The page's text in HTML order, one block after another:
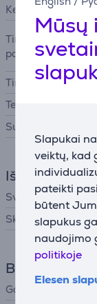
Mūsų
Slapukai
veiktų, kad
pateikti
būtent
slapukus
naudojimo
politikoje
Elesen
Keptuvės tipas
Tinkami valgio
paviršiai
Tinka plauti
Temperatūros
Su dangčiu
Išmatavimai
Svoris
Skersmuo
Bendri
Gamintojas